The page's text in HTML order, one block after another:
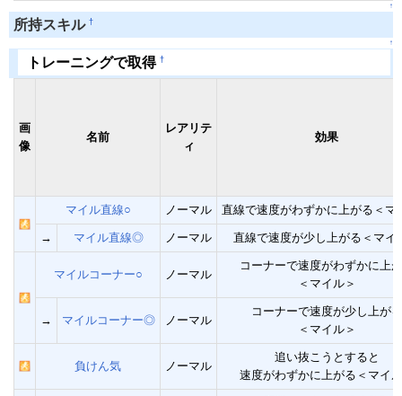
↑
所持スキル †
↑
トレーニングで取得 †
画
像
名前
レアリテ
ィ
効果
マイル直線○ ノーマル 直線で速度がわずかに上がる＜マ
→ マイル直線◎ ノーマル 直線で速度が少し上がる＜マイ
マイルコーナー○ ノーマル
コーナーで速度がわずかに上
＜マイル＞
→ マイルコーナー◎ ノーマル
コーナーで速度が少し上がる
＜マイル＞
負けん気 ノーマル
追い抜こうとすると
速度がわずかに上がる＜マイ